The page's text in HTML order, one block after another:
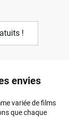
!
envies
variée de films
que chaque